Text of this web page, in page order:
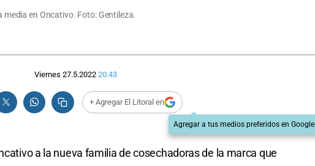
en Oncativo. Foto: Gentileza.
Viernes 27.5.2022 20:43
+ Agregar El Litoral en
Agregar a tus medios preferidos en Google
a la nueva familia de cosechadoras de la marca que